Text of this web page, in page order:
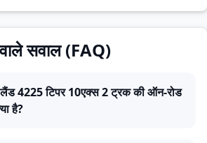
सवाल (FAQ)
4225 टिपर 10एक्स 2 ट्रक की ऑन-रोड
है?